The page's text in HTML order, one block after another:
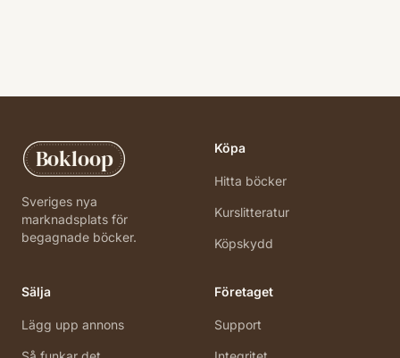
Bokloop
Sveriges nya
marknadsplats för
begagnade böcker.
Köpa
Hitta böcker
Kurslitteratur
Köpskydd
Sälja
Lägg upp annons
Företaget
Support